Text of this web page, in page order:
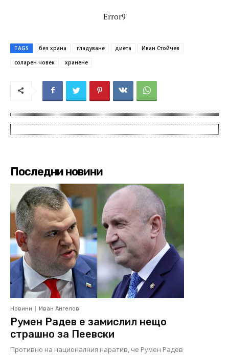
Error9
TAGS без храна гладуване диета
Иван Стойчев
соларен човек
хранене
Последни новини
Новини Иван Ангелов
Румен Радев е замислил нещо
страшно за Пеевски
Противно на националния наратив, че Румен Радев